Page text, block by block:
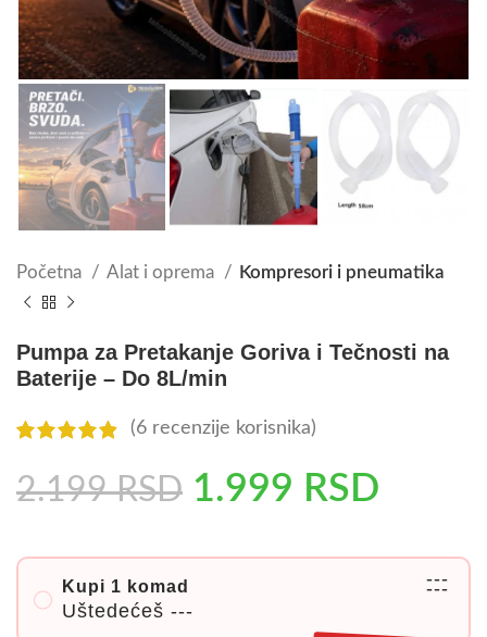
Početna Alat i oprema Kompresori i pneumatika
Pumpa za Pretakanje Goriva i Tečnosti na
Baterije – Do 8L/min
(6 recenzije korisnika)
2.199RSD 1.999 RSD
Kupi 1 komad
Uštedećeš ---
---
---